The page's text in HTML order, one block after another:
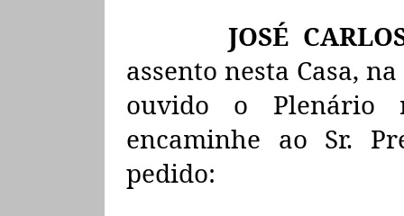
JOSÉ
assento nesta Casa,
ouvido o Plenário
encaminhe ao Sr.
pedido: